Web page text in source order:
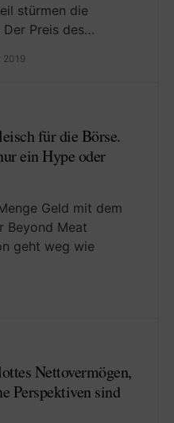
stürmen die
Preis des…
2019
für die Börse.
ein Hype oder
Geld mit dem
Beyond Meat
geht weg wie
Nettovermögen,
Perspektiven sind